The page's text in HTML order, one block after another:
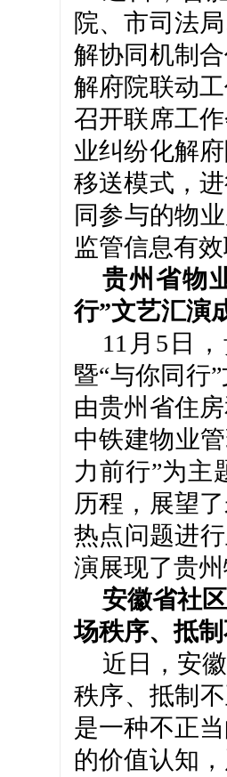
院、市司法
解协同机制
解府院联动
召开联席工
业纠纷化解
移送模式，
同参与的物
监管信息有
贵州省物
行”文艺汇演
11月5日
暨“与你同行
由贵州省住
中铁建物业
力前行”为主
历程，展望
热点问题进
演展现了贵
安徽省社
场秩序、抵
近日，安
秩序、抵制
是一种不正
的价值认知